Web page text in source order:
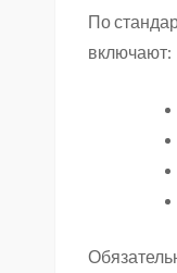
По
включают: